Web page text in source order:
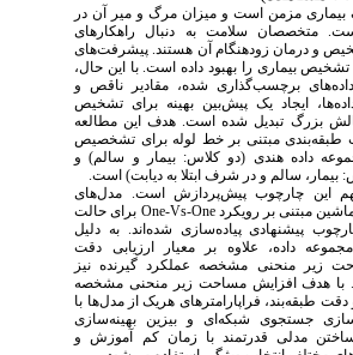
مزمن است و میزان مرگ و میر آن در
متخصصان سلامت به دنبال راهکارهای
و درمان زودهنگام آن هستند. پیشرفت‌های
بیماری را بهبود داده است. با این حال،
برچسب‌گذاری شده، مقادیر ناقص و
ایجاد یک پیش‌بین بهینه برای تشخیص
بزرگ تبدیل شده است. هدف این مطالعه
طبقه‌بندی مبتنی بر خط لوله برای تشخصیص
داده هندی (دو کلاس: بیمار و سالم) و
سالم و در شرف ابتلا به دیابت) است.
چارچوب پیش‌پردازش است. مدل‌های
مبتنی بر رویکرد One-Vs-Oneبرای حالت
پیشنهادی پیاده‌سازی شده‌اند. به دلیل
داده، علاوه بر معیار ارزیابی دقت
زیر منحنی مشخصه عملکرد گیرنده نیز
با هدف افزایش مساحت زیر منحنی مشخصه
طبقه‌بند، فراپارامترهای هریک از مدل‌ها با
جستجوی شبکه‌ای و بیزین بهینه‌سازی
مدلی قدرتمند با زمان کم آموزش و